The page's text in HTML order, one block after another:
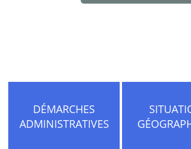
DÉMARCHES
ADMINISTRATIVES